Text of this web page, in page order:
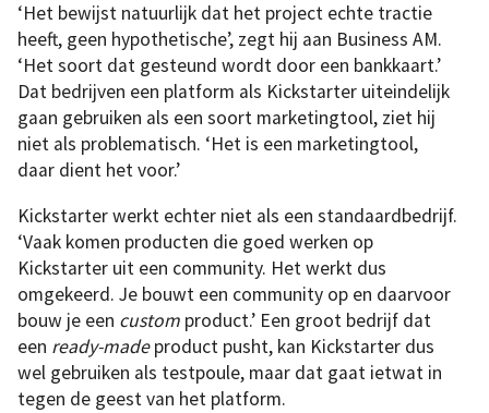
‘Het bewijst natuurlijk dat het project echte tractie
heeft, geen hypothetische’, zegt hij aan Business AM.
‘Het soort dat gesteund wordt door een bankkaart.’
Dat bedrijven een platform als Kickstarter uiteindelijk
gaan gebruiken als een soort marketingtool, ziet hij
niet als problematisch. ‘Het is een marketingtool,
daar dient het voor.’
Kickstarter werkt echter niet als een standaardbedrijf.
‘Vaak komen producten die goed werken op
Kickstarter uit een community. Het werkt dus
omgekeerd. Je bouwt een community op en daarvoor
bouw je een custom product.’ Een groot bedrijf dat
een ready-madeproduct pusht, kan Kickstarter dus
wel gebruiken als testpoule, maar dat gaat ietwat in
tegen de geest van het platform.